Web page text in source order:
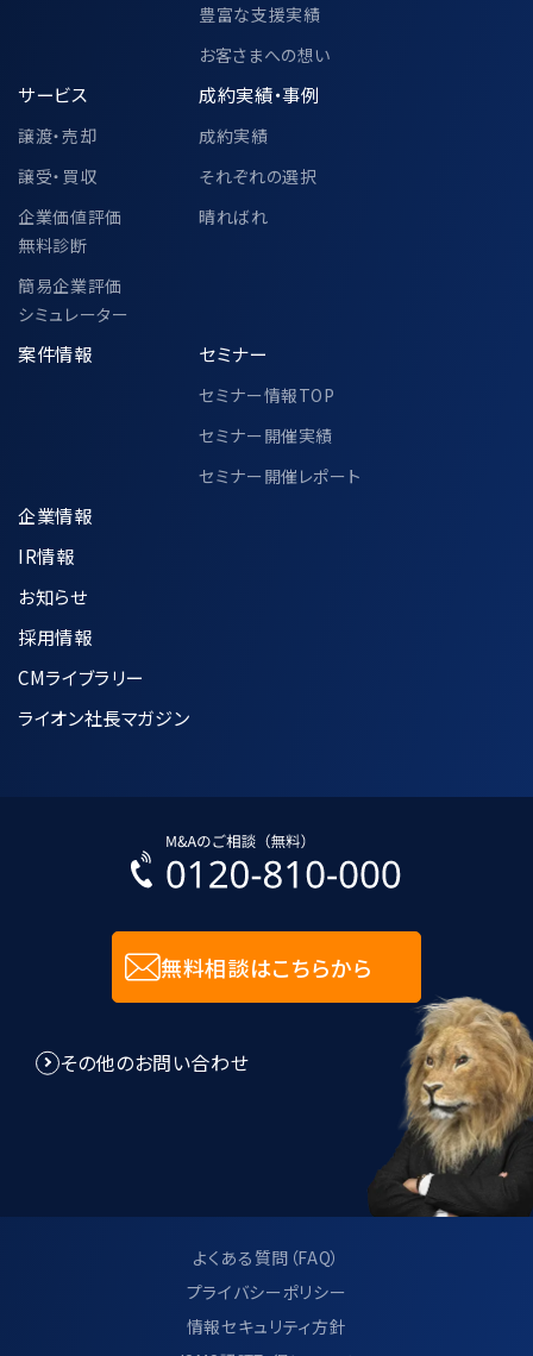
豊富な支援実績
お客さまへの想い
サービス
譲渡・売却
譲受・買収
企業価値評価
無料診断
簡易企業評価
シミュレーター
成約実績・事例
成約実績
それぞれの選択
晴ればれ
案件情報 セミナー
セミナー情報TOP
セミナー開催実績
セミナー開催レポート
企業情報
IR情報
お知らせ
採用情報
CMライブラリー
ライオン社長マガジン
無料相談はこちらから
その他のお問い合わせ
よくある質問（FAQ）
プライバシーポリシー
情報セキュリティ方針